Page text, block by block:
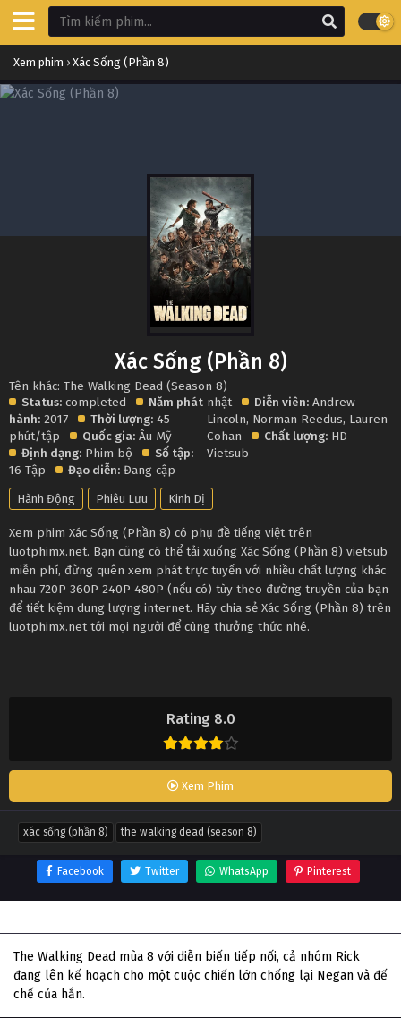
Xem phim › Xác Sống (Phần 8)
Rating 8.0
Xem Phim
Xác Sống (Phần 8)
Tên khác: The Walking Dead (Season 8)
Status: completed
Năm phát
hành: 2017 Thời lượng: 45
phút/tập
Quốc gia: Âu Mỹ
Định dạng: Phim bộ
Số tập:
16 Tập
Đạo diễn: Đang cập
nhật Diễn viên: Andrew
Lincoln, Norman Reedus, Lauren
Cohan
Chất lượng:
Vietsub
Hành Động Phiêu Lưu Kinh Dị
Xem phim Xác Sống (Phần 8) có phụ đề tiếng việt trên
luotphimx.net. Bạn cũng có thể tải xuống Xác Sống (Phần 8) vietsub
miễn phí, đừng quên xem phát trực tuyến với nhiều chất lượng khác
nhau 720P 360P 240P 480P (nếu có) tùy theo đường truyền của bạn
để tiết kiệm dung lượng internet. Hãy chia sẻ Xác Sống (Phần 8) trên
luotphimx.net tới mọi người để cùng thưởng thức nhé.
xác sống (phần 8) the walking dead (season 8)
Facebook Twitter WhatsApp Pinterest
The Walking Dead mùa 8 với diễn biến tiếp nối, cả nhóm Rick
đang lên kế hoạch cho một cuộc chiến lớn chống lại Negan và đế
chế của hắn.